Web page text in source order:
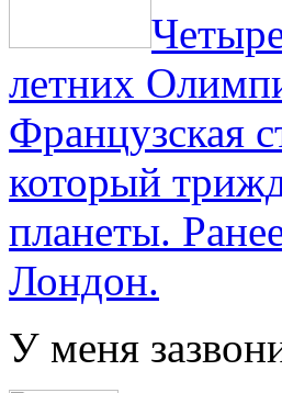
летних
Французская
который
планеты.
Лондон.
У меня